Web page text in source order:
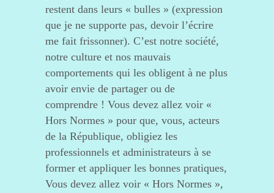
restent dans leurs « bulles » (expression
que je ne supporte pas, devoir l’écrire
me fait frissonner). C’est notre société,
notre culture et nos mauvais
comportements qui les obligent à ne plus
avoir envie de partager ou de
comprendre ! Vous devez allez voir «
Hors Normes » pour que, vous, acteurs
de la République, obligiez les
professionnels et administrateurs à se
former et appliquer les bonnes pratiques,
Vous devez allez voir « Hors Normes »,